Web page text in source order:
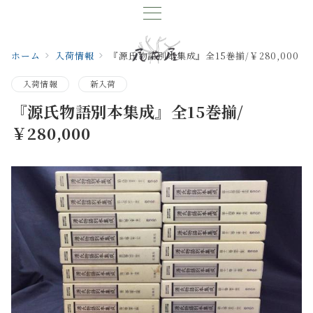
ホーム 入荷情報 『源氏物語別本集成』全15巻揃/￥280,000
入荷情報 新入荷
『源氏物語別本集成』全15巻揃/
￥280,000